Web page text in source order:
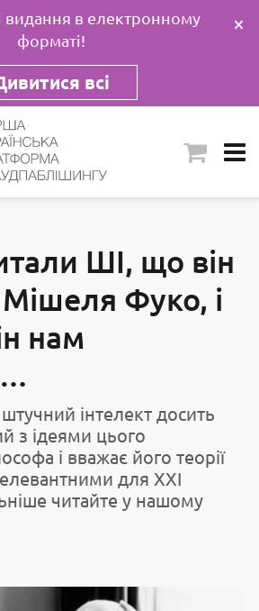
видання в електронному
форматі!
всі
×
ШІ, що він
Фуко, і
нам
інтелект досить
з ідеями цього
і вважає його теорії
для ХХІ
читайте у нашому